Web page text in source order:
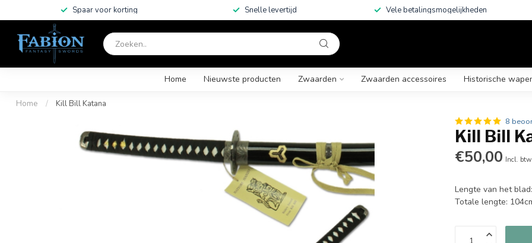
Spaar voor korting Snelle levertijd Vele betalingsmogelijkheden
Home Nieuwste producten Zwaarden Zwaarden accessoires Historische
Home / Kill Bill Katana
8
Kill Bill
€50,00 Incl. btw
Lengte van het
Totale lengte: